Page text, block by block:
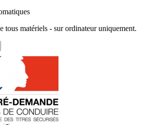
tous matériels - sur ordinateur uniquement.